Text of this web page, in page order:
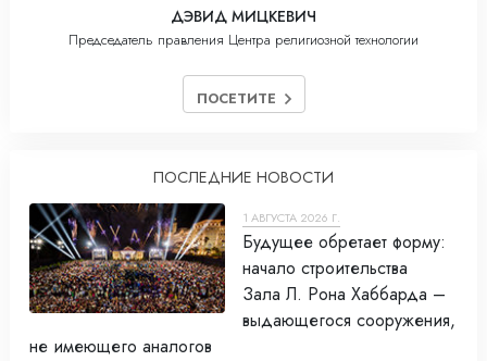
ДЭВИД МИЦКЕВИЧ
Председатель правления Центра религиозной технологии
ПОСЕТИТЕ
ПОСЛЕДНИЕ НОВОСТИ
1 АВГУСТА 2026 Г.
Будущее обретает форму:
начало строительства
Зала Л. Рона Хаббарда –
выдающегося сооружения,
не имеющего аналогов